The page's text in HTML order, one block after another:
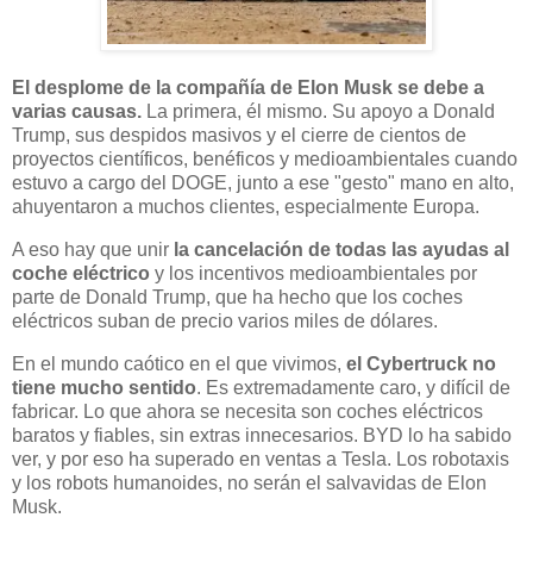
El desplome de la compañía de Elon Musk se debe a
varias causas. La primera, él mismo. Su apoyo a Donald
Trump, sus despidos masivos y el cierre de cientos de
proyectos científicos, benéficos y medioambientales cuando
estuvo a cargo del DOGE, junto a ese "gesto" mano en alto,
ahuyentaron a muchos clientes, especialmente Europa.
A eso hay que unir la cancelación de todas las ayudas al
coche eléctrico y los incentivos medioambientales por
parte de Donald Trump, que ha hecho que los coches
eléctricos suban de precio varios miles de dólares.
En el mundo caótico en el que vivimos, el Cybertruck no
tiene mucho sentido. Es extremadamente caro, y difícil de
fabricar. Lo que ahora se necesita son coches eléctricos
baratos y fiables, sin extras innecesarios. BYD lo ha sabido
ver, y por eso ha superado en ventas a Tesla. Los robotaxis
y los robots humanoides, no serán el salvavidas de Elon
Musk.